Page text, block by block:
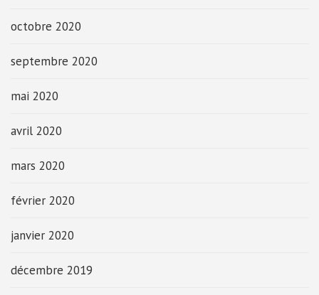
octobre 2020
septembre 2020
mai 2020
avril 2020
mars 2020
février 2020
janvier 2020
décembre 2019